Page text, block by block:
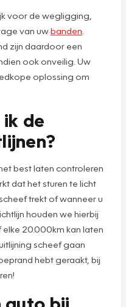
voor de wegligging,
van uwbanden
zijn daardoor een
ook onveilig. Uw
oplossing om
de
best laten controleren
dat het sturen te licht
trekt of wanneer u
houden we hierbij
20.000km kan laten
scheef gaan
hebt geraakt, bij